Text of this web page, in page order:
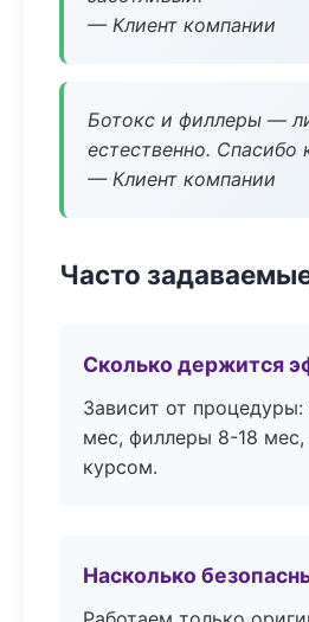
— Клиент компании
Ботокс и филлеры —
естественно. Спасибо
— Клиент компании
Часто
Сколько держится
Зависит от
мес, филлеры 8-18
курсом.
Насколько